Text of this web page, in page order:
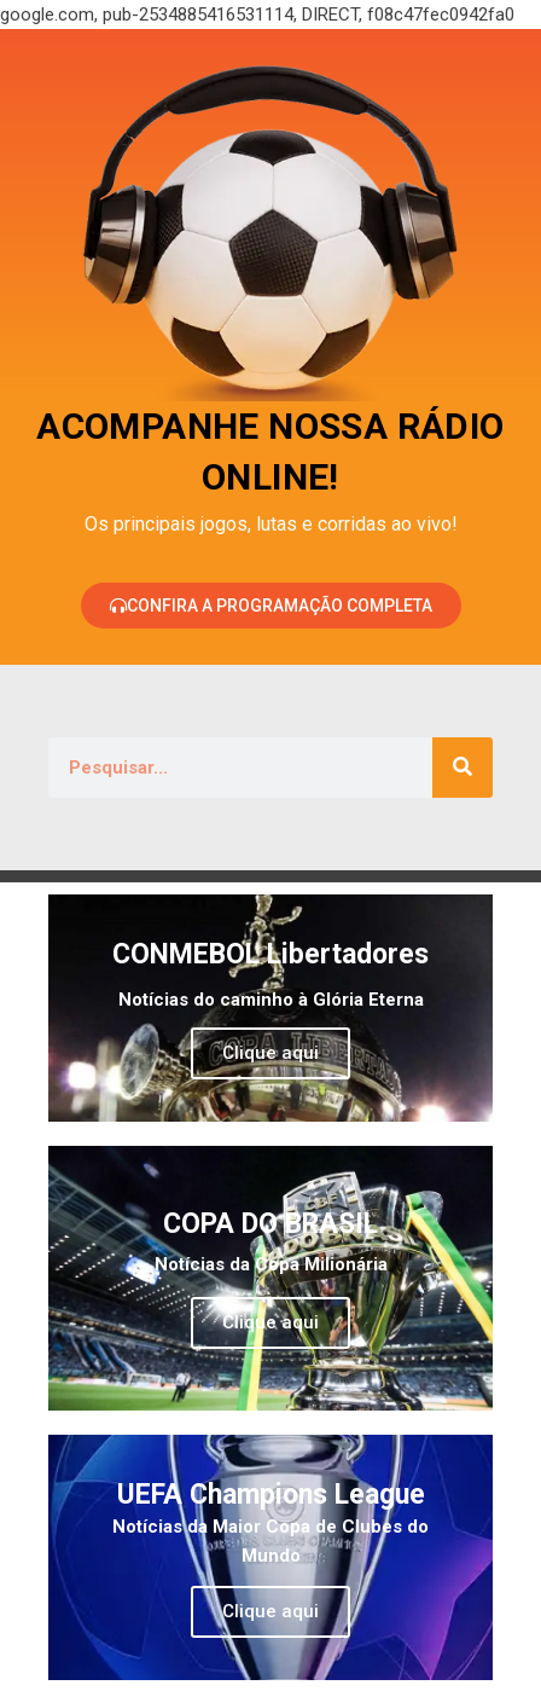
google.com, pub-2534885416531114, DIRECT, f08c47fec0942fa0
ACOMPANHE NOSSA RÁDIO
ONLINE!
Os principais jogos, lutas e corridas ao vivo!
CONFIRA A PROGRAMAÇÃO COMPLETA
CONMEBOL Libertadores
Notícias do caminho à Glória Eterna
Clique aqui
COPA DO BRASIL
Notícias da Copa Milionária
Clique aqui
UEFA Champions League
Notícias da Maior Copa de Clubes do
Mundo
Clique aqui